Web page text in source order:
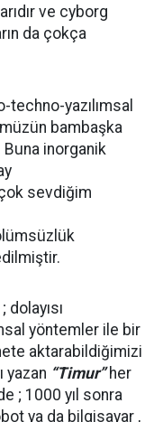
ve cyborg
da çokça
techno-yazılımsal
bambaşka
inorganik
sevdiğim
yöntemler ile bir
aktarabildiğimizi
yazan “Timur”her
; 1000 yıl sonra
ya da bilgisayar ,